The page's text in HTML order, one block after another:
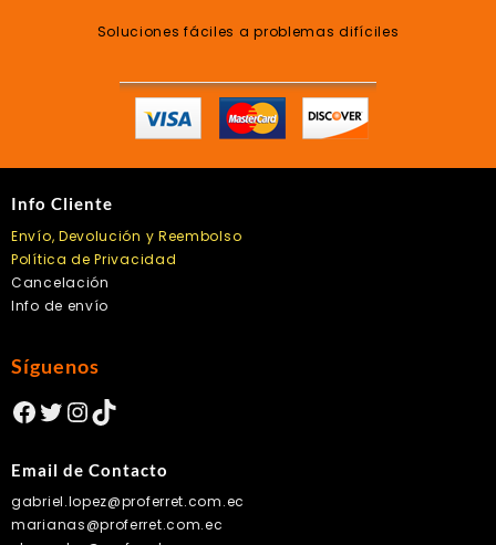
Soluciones fáciles a problemas difíciles
Info Cliente
Envío, Devolución y Reembolso
Política de Privacidad
Cancelación
Info de envío
Síguenos
Facebook
Twitter
Instagram
TikTok
Email de Contacto
gabriel.lopez@proferret.com.ec
marianas@proferret.com.ec